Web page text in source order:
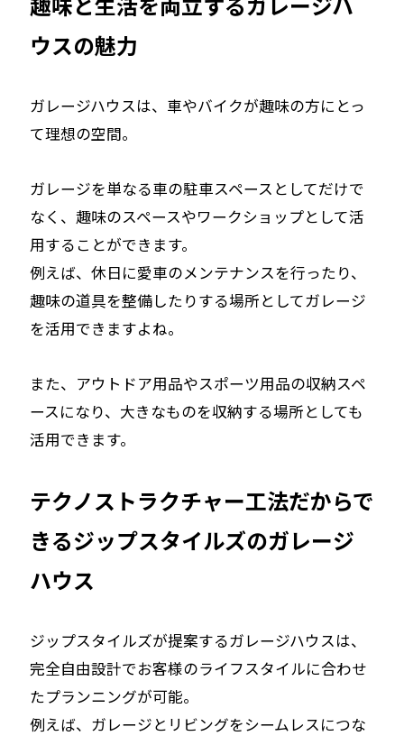
ウスの魅力
ガレージハウスは、車やバイクが趣味の方にとっ
て理想の空間。
ガレージを単なる車の駐車スペースとしてだけで
なく、趣味のスペースやワークショップとして活
用することができます。
例えば、休日に愛車のメンテナンスを行ったり、
趣味の道具を整備したりする場所としてガレージ
を活用できますよね。
また、アウトドア用品やスポーツ用品の収納スペ
ースになり、大きなものを収納する場所としても
活用できます。
テクノストラクチャー工法だからで
きるジップスタイルズのガレージ
ハウス
ジップスタイルズが提案するガレージハウスは、
完全自由設計でお客様のライフスタイルに合わせ
たプランニングが可能。
例えば、ガレージとリビングをシームレスにつな